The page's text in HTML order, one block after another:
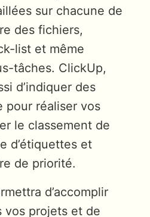
sur chacune de
des fichiers,
list et même
tâches. ClickUp,
d’indiquer des
pour réaliser vos
le classement de
d’étiquettes et
de priorité.
d’accomplir
vos projets et de